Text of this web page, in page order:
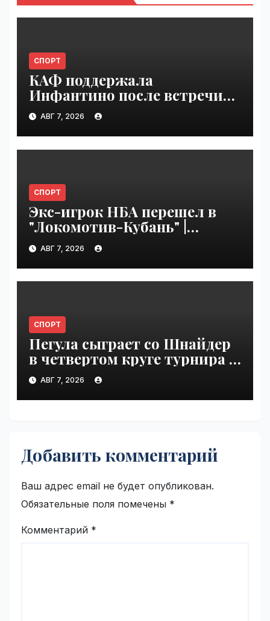
СПОРТ
КАФ поддержала
Инфантино после встречи
ФИФА в Марокко |
VseTime.ru
АВГ 7, 2026
СПОРТ
Экс-игрок НБА перешел в
"Локомотив-Кубань" |
VseTime.ru
АВГ 7, 2026
СПОРТ
Пегула сыграет со Шнайдер
в четвертом круге турнира в
Торонто | VseTime.ru
АВГ 7, 2026
Добавить комментарий
Ваш адрес email не будет опубликован.
Обязательные поля помечены *
Комментарий *